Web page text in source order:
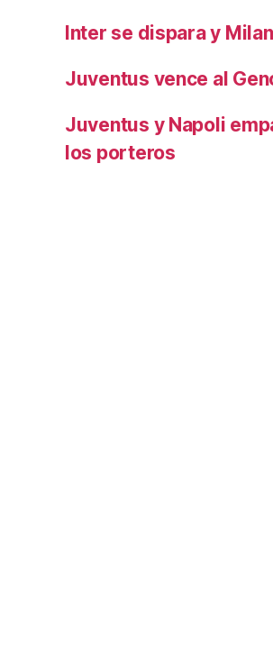
Inter se dispara y
Juventus vence al
Juventus y Napoli
los porteros